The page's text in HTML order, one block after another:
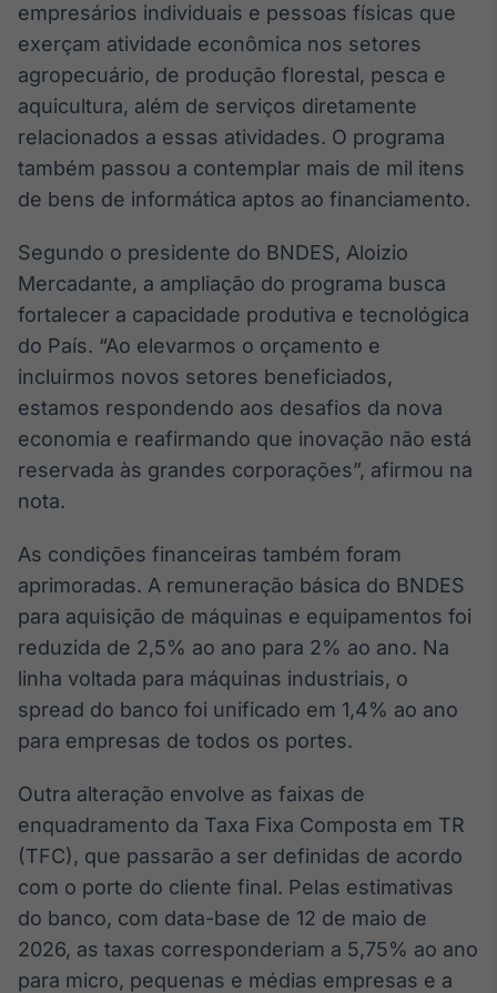
Widgets
Componentes
para conteúdos e
funcionalidades
Broadcast
Wallboard
displays e telas
Curadoria
Curadoria de
conteúdos
noticiosos
Soluções de
Tecnologia
Monitoramento
inteligente de
notícias e
conteúdos
Broadcast
Fundos
plataforma para
de investimento
Em breve
empresários individuais e pessoas físicas que
exerçam atividade econômica nos setores
agropecuário, de produção florestal, pesca e
aquicultura, além de serviços diretamente
relacionados a essas atividades. O programa
também passou a contemplar mais de mil itens
de bens de informática aptos ao financiamento.
Segundo o presidente do BNDES, Aloizio
Mercadante, a ampliação do programa busca
fortalecer a capacidade produtiva e tecnológica
do País. “Ao elevarmos o orçamento e
incluirmos novos setores beneficiados,
estamos respondendo aos desafios da nova
economia e reafirmando que inovação não está
reservada às grandes corporações”, afirmou na
nota.
As condições financeiras também foram
aprimoradas. A remuneração básica do BNDES
para aquisição de máquinas e equipamentos foi
reduzida de 2,5% ao ano para 2% ao ano. Na
linha voltada para máquinas industriais, o
spread do banco foi unificado em 1,4% ao ano
para empresas de todos os portes.
Outra alteração envolve as faixas de
enquadramento da Taxa Fixa Composta em TR
(TFC), que passarão a ser definidas de acordo
com o porte do cliente final. Pelas estimativas
do banco, com data-base de 12 de maio de
2026, as taxas corresponderiam a 5,75% ao ano
para micro, pequenas e médias empresas e a